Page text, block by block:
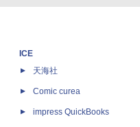
ICE
天海社
Comic curea
impress QuickBooks